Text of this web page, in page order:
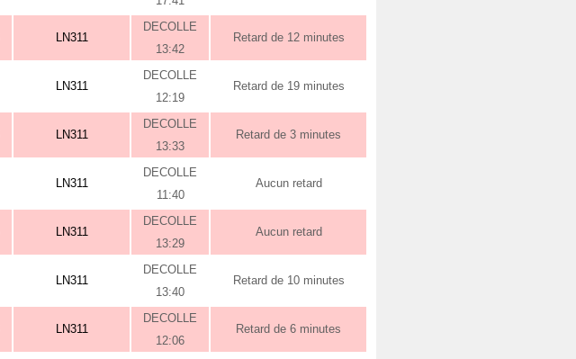
LN311
DECOLLE
13:42
Retard de 12 minutes
LN311
DECOLLE
12:19
Retard de 19 minutes
LN311
DECOLLE
13:33
Retard de 3 minutes
LN311
DECOLLE
11:40
Aucun retard
LN311
DECOLLE
13:29
Aucun retard
LN311
DECOLLE
13:40
Retard de 10 minutes
LN311
DECOLLE
12:06
Retard de 6 minutes